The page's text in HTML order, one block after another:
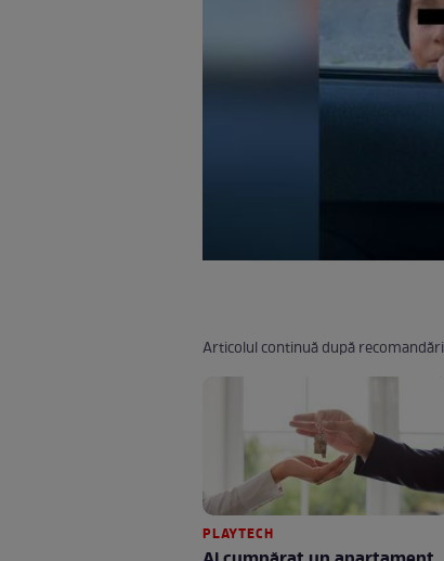
Articolul continuă după recomandări
PLAYTECH